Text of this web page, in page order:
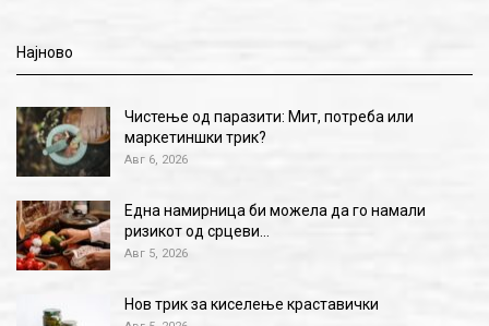
Најново
Чистење од паразити: Мит, потреба или
маркетиншки трик?
Авг 6, 2026
Една намирница би можела да го намали
ризикот од срцеви…
Авг 5, 2026
Нов трик за киселење краставички